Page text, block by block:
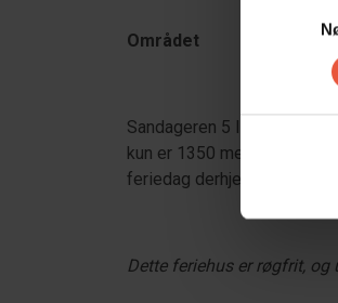
Området
Sandageren 5 ligger 1200
kun er 1350 meter til
feriedag derhjemme med
Dette feriehus er røgfrit,